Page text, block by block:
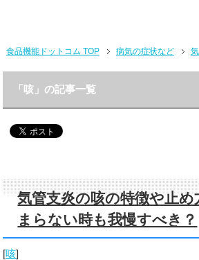
食品機能ドットコム TOP 病気の症状など
「咳」の記事一覧
気管支炎の咳の特徴や止め
まらない時も我慢すべき？
[咳]